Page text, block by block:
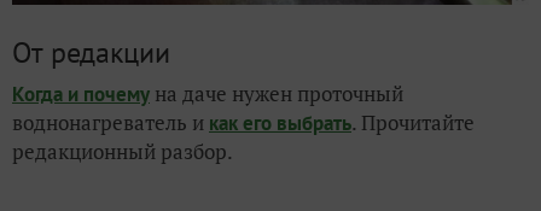
От редакции
Когда и почему на даче нужен проточный
воднонагреватель и как его выбрать. Прочитайте
редакционный разбор.